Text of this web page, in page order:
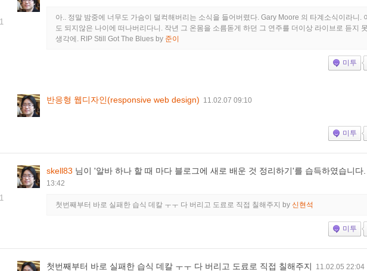
아.. 정말 밤중에 너무도 가슴이 덜컥해버리는 소식을 들어버렸다. Gary Moore 의 타계소식이라니.
도 되지않은 나이에 떠나버리다니. 작년 그 온몸을 소름돋게 하던 그 연주를 더이상 라이브로 듣지
생각에. RIP Still Got The Blues by 준이
미투
반응형 웹디자인(responsive web design) 11.02.07 09:10
미투
skell83 님이 '알바 하나 할 때 마다 블로그에 새로 배운 것 정리하기'를 습득하였습니다.
13:42
첫번째부터 바로 실패한 습식 데칼 ㅜㅜ 다 버리고 도료로 직접 칠해주지 by 신현석
미투
첫번째부터 바로 실패한 습식 데칼 ㅜㅜ 다 버리고 도료로 직접 칠해주지 11.02.05 22:04